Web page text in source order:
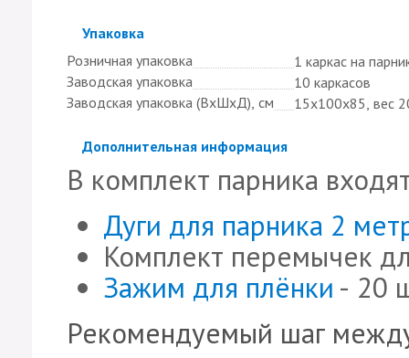
Скрыть
Упаковка
Розничная упаковка
1 каркас на
Заводская упаковка
10 каркасов
Заводская упаковка (ВхШхД), см
15х100х85, вес
Скрыть
Дополнительная информация
В комплект парника
Дуги для парника 2
Комплект перемычек
Зажим для плёнки - 20
Рекомендуемый шаг